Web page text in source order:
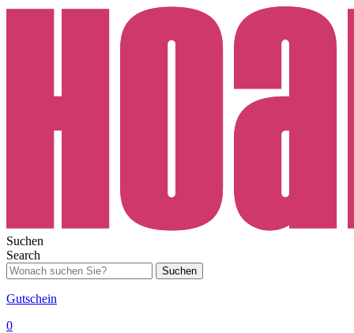
Suchen
Search
Suchen
Gutschein
0